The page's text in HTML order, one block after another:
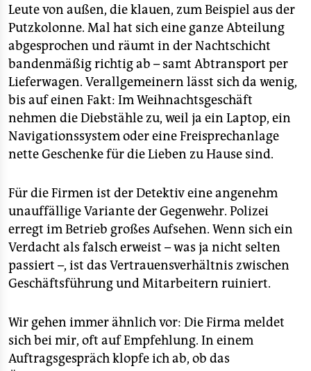
Leute von außen, die klauen, zum Beispiel aus der
Putzkolonne. Mal hat sich eine ganze Abteilung
abgesprochen und räumt in der Nachtschicht
bandenmäßig richtig ab – samt Abtransport per
Lieferwagen. Verallgemeinern lässt sich da wenig,
bis auf einen Fakt: Im Weihnachtsgeschäft
nehmen die Diebstähle zu, weil ja ein Laptop, ein
Navigationssystem oder eine Freisprechanlage
nette Geschenke für die Lieben zu Hause sind.
Für die Firmen ist der Detektiv eine angenehm
unauffällige Variante der Gegenwehr. Polizei
erregt im Betrieb großes Aufsehen. Wenn sich ein
Verdacht als falsch erweist – was ja nicht selten
passiert –, ist das Vertrauensverhältnis zwischen
Geschäftsführung und Mitarbeitern ruiniert.
Wir gehen immer ähnlich vor: Die Firma meldet
sich bei mir, oft auf Empfehlung. In einem
Auftragsgespräch klopfe ich ab, ob das